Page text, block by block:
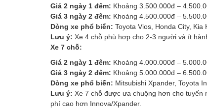
Giá 2 ngày 1 đêm: Khoảng 3.500.000đ –
Giá 3 ngày 2 đêm: Khoảng 4.500.000đ –
Dòng xe phổ biến: Toyota Vios, Honda City, Kia
Lưu ý: Xe 4 chỗ phù hợp cho 2-3 người và ít
Xe 7 chỗ:
Giá 2 ngày 1 đêm: Khoảng 4.000.000đ –
Giá 3 ngày 2 đêm: Khoảng 5.000.000đ –
Dòng xe phổ biến: Mitsubishi Xpander, Toyota
Lưu ý: Xe 7 chỗ được ưa chuộng hơn cho
phí cao hơn Innova/Xpander.